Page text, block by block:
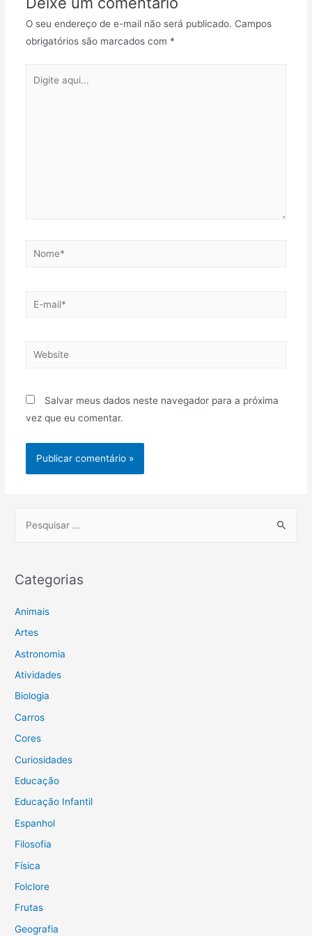
O seu endereço de e-mail não será publicado. Campos
obrigatórios são marcados com *
aqui...
Nome*
E-
Website
Salvar meus dados neste navegador para a próxima
vez que eu comentar.
q
i
s
a
r
:
Categorias
Animais
Artes
Astronomia
Atividades
Biologia
Carros
Cores
Curiosidades
Educação
Educação Infantil
Espanhol
Filosofia
Física
Folclore
Frutas
Geografia